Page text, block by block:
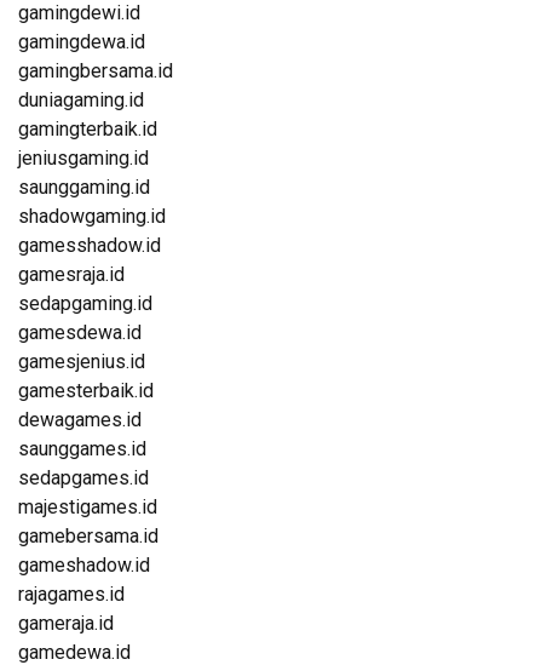
gamingdewi.id
gamingdewa.id
gamingbersama.id
duniagaming.id
gamingterbaik.id
jeniusgaming.id
saunggaming.id
shadowgaming.id
gamesshadow.id
gamesraja.id
sedapgaming.id
gamesdewa.id
gamesjenius.id
gamesterbaik.id
dewagames.id
saunggames.id
sedapgames.id
majestigames.id
gamebersama.id
gameshadow.id
rajagames.id
gameraja.id
gamedewa.id